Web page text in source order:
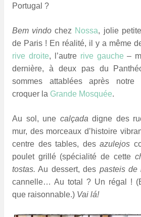
Portugal ?
Bem vindo chez Nossa, jolie
de Paris ! En réalité, il y a même
rive droite, l’autre rive gauche –
dernière, à deux pas du
sommes attablées après notre
croquer la Grande Mosquée.
Au sol, une calçada digne des
mur, des morceaux d’histoire
centre des tables, des azulejos
poulet grillé (spécialité de cette
tostas. Au dessert, des pasteis de
cannelle… Au total ? Un régal !
que raisonnable.) Vai lá!